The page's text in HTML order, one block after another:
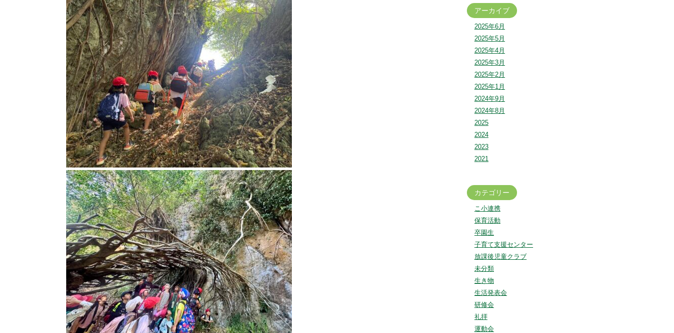
アーカイブ
2025年6月
2025年5月
2025年4月
2025年3月
2025年2月
2025年1月
2024年9月
2024年8月
2025
2024
2023
2021
カテゴリー
こ小連携
保育活動
卒園生
子育て支援センター
放課後児童クラブ
未分類
生き物
生活発表会
研修会
礼拝
運動会